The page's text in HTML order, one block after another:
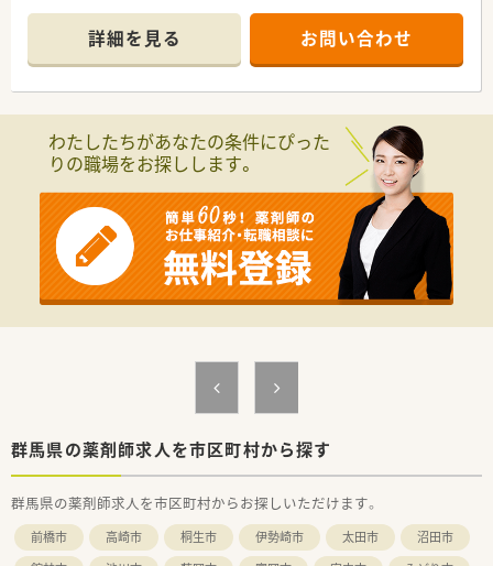
■地域密着のあたたかさを感じていただける薬局であることを
大切にしており、スタッフ同士も協力し合う良好な雰囲気です。
るなど
活躍の場が広がる環境です。キャリアアップ志向の方にお勧
めです。
■全店舗で電子薬歴を導入しています。
詳細を見る お問い合わせ
わたしたちがあなたの条件にぴった
りの職場をお探しします。
群馬県の薬剤師求人を市区町村から探す
群馬県の薬剤師求人を市区町村からお探しいただけます。
前橋市 高崎市 桐生市 伊勢崎市 太田市
沼田市